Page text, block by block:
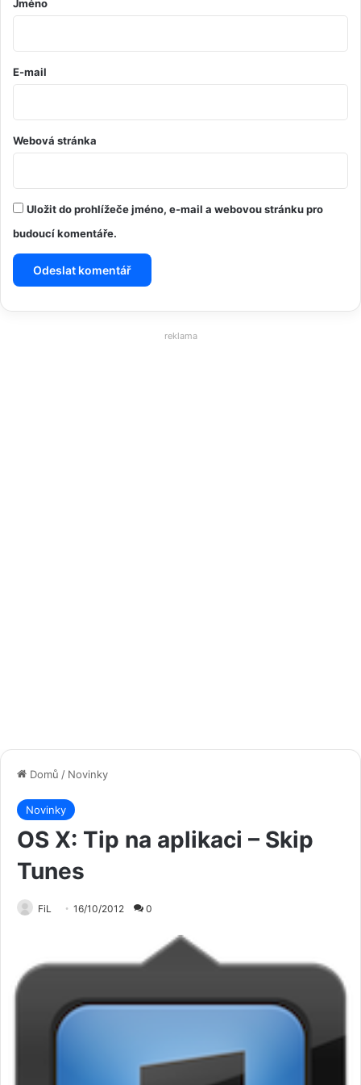
Jméno
E-mail
Webová stránka
Uložit do prohlížeče jméno, e-mail a webovou stránku pro
budoucí komentáře.
reklama